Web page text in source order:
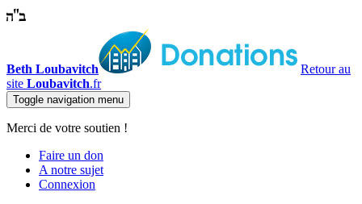
Beth Loubavitch
Retour au
site Loubavitch.fr
Toggle navigation menu
Merci de votre soutien !
Faire un don
A notre sujet
Connexion